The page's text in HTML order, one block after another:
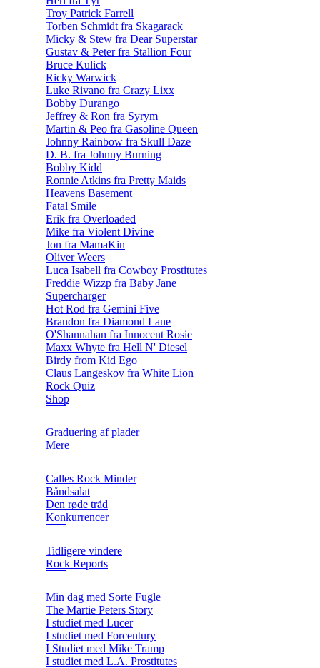
Troy Patrick Farrell
Torben Schmidt fra Skagarack
Micky & Stew fra Dear Superstar
Gustav & Peter fra Stallion Four
Bruce Kulick
Ricky Warwick
Luke Rivano fra Crazy Lixx
Bobby Durango
Jeffrey & Ron fra Syrym
Martin & Peo fra Gasoline Queen
Johnny Rainbow fra Skull Daze
D. B. fra Johnny Burning
Bobby Kidd
Ronnie Atkins fra Pretty Maids
Heavens Basement
Fatal Smile
Erik fra Overloaded
Mike fra Violent Divine
Jon fra MamaKin
Oliver Weers
Luca Isabell fra Cowboy Prostitutes
Freddie Wizzp fra Baby Jane
Supercharger
Hot Rod fra Gemini Five
Brandon fra Diamond Lane
O'Shannahan fra Innocent Rosie
Maxx Whyte fra Hell N' Diesel
Birdy from Kid Ego
Claus Langeskov fra White Lion
Rock Quiz
Shop
Graduering af plader
Mere
Calles Rock Minder
Båndsalat
Den røde tråd
Konkurrencer
Tidligere vindere
Rock Reports
Min dag med Sorte Fugle
The Martie Peters Story
I studiet med Lucer
I studiet med Forcentury
I Studiet med Mike Tramp
I studiet med L.A. Prostitutes